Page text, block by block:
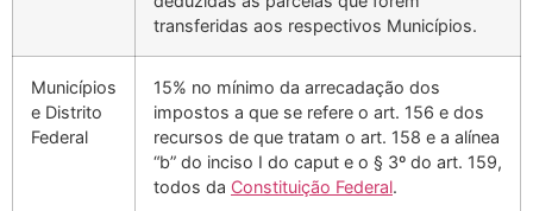
transferidas aos respectivos Municípios.
Municípios
e Distrito
Federal
15% no mínimo da arrecadação dos
impostos a que se refere o art. 156 e dos
recursos de que tratam o art. 158 e a alínea
“b” do inciso I do caput e o § 3º do art. 159,
todos da Constituição Federal.